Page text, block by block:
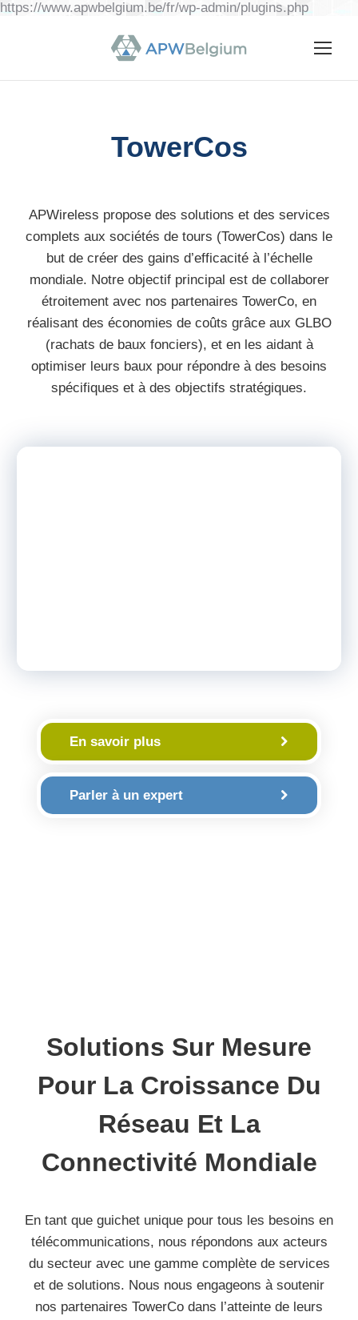
https://www.apwbelgium.be/fr/wp-admin/plugins.php
TowerCos
APWireless propose des solutions et des services
complets aux sociétés de tours (TowerCos) dans le
but de créer des gains d’efficacité à l’échelle
mondiale. Notre objectif principal est de collaborer
étroitement avec nos partenaires TowerCo, en
réalisant des économies de coûts grâce aux GLBO
(rachats de baux fonciers), et en les aidant à
optimiser leurs baux pour répondre à des besoins
spécifiques et à des objectifs stratégiques.
En savoir plus
Parler à un expert
Solutions Sur Mesure
Pour La Croissance Du
Réseau Et La
Connectivité Mondiale
En tant que guichet unique pour tous les besoins en
télécommunications, nous répondons aux acteurs
du secteur avec une gamme complète de services
et de solutions. Nous nous engageons à soutenir
nos partenaires TowerCo dans l’atteinte de leurs